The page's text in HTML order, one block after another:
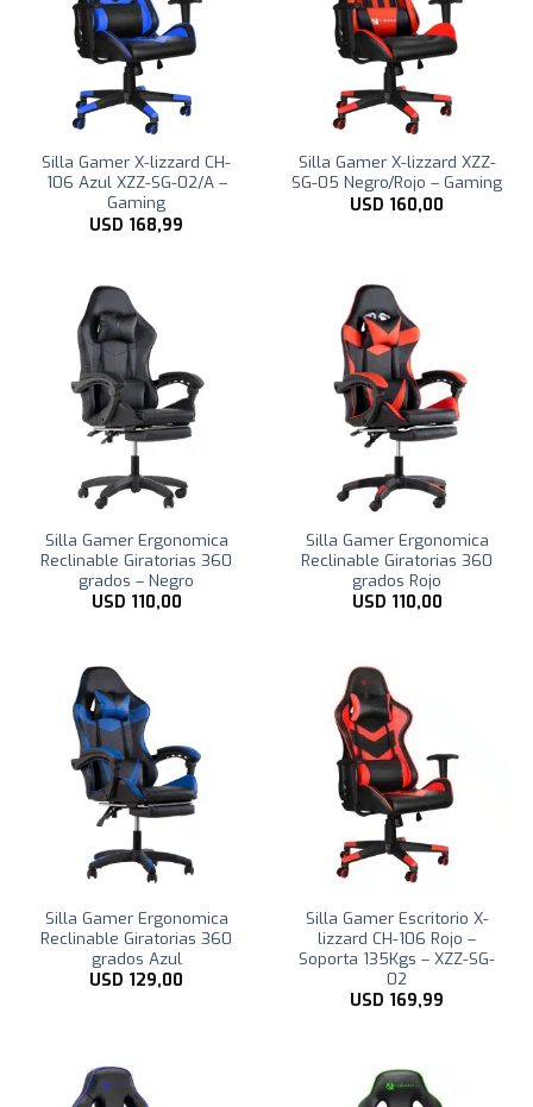
Silla Gamer X-lizzard CH-
106 Azul XZZ-SG-02/A –
Gaming
USD 168,99
Silla Gamer X-lizzard XZZ-
SG-05 Negro/Rojo – Gaming
USD 160,00
Silla Gamer Ergonomica
Reclinable Giratorias 360
grados – Negro
USD 110,00
Silla Gamer Ergonomica
Reclinable Giratorias 360
grados Rojo
USD 110,00
Silla Gamer Ergonomica
Reclinable Giratorias 360
grados Azul
USD 129,00
Silla Gamer Escritorio X-
lizzard CH-106 Rojo –
Soporta 135Kgs – XZZ-SG-
02
USD 169,99